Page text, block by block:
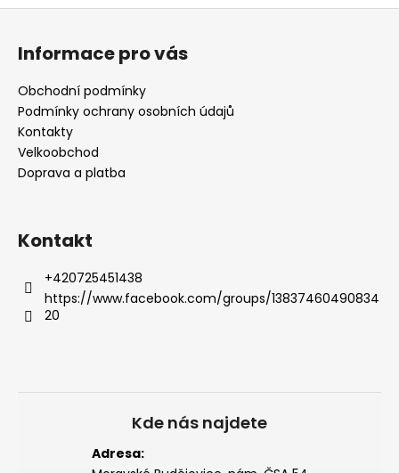
Informace pro vás
Obchodní podmínky
Podmínky ochrany osobních údajů
Kontakty
Velkoobchod
Doprava a platba
Kontakt
+420725451438
https://www.facebook.com/groups/13837460490834
20
Kde nás najdete
Adresa: